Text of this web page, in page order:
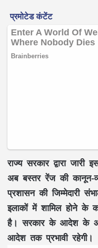
राज्य सरकार द्वारा
अब बस्तर रेंज की कानून-
प्रशासन की जिम्मेदारी
इलाकों में शामिल होने के
है। सरकार के आदेश के
आदेश तक प्रभावी रहेगी।